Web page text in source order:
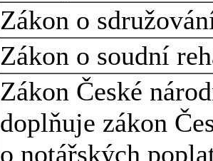
Zákon o
Zákon o soudní
Zákon České
doplňuje zákon
o notářských